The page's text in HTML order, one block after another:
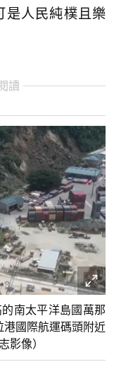
是人民純樸且樂
讀
南太平洋島國萬那
港國際航運碼頭附近
影像）